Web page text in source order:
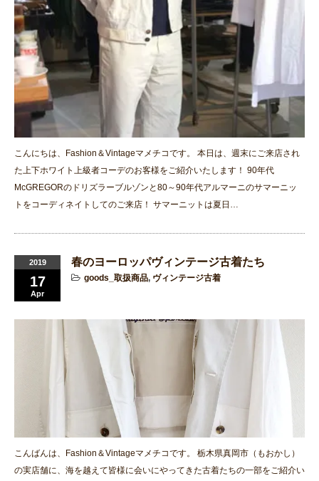
こんにちは、Fashion＆Vintageマメチコです。 本日は、週末にご来店され
た上下ホワイト上級者コーデのお客様をご紹介いたします！ 90年代
McGREGORのドリズラーブルゾンと80～90年代アルマーニのサマーニッ
トをコーディネイトしてのご来店！ サマーニットは夏日…
2019
17
Apr
春のヨーロッパヴィンテージ古着たち
goods_取扱商品, ヴィンテージ古着
こんばんは、Fashion＆Vintageマメチコです。 栃木県真岡市（もおかし）
の実店舗に、海を越えて皆様に会いにやってきた古着たちの一部をご紹介い